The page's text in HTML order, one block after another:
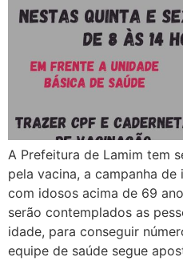
A Prefeitura de Lamim tem
pela vacina, a campanha
com idosos acima de 69
serão contemplados as
idade, para conseguir
equipe de saúde segue